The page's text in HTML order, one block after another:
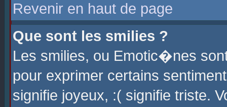
Revenir en haut de page
Que sont les smilies ?
Les smilies, ou Emotic�nes
pour exprimer certains
signifie joyeux, :( signifie triste.